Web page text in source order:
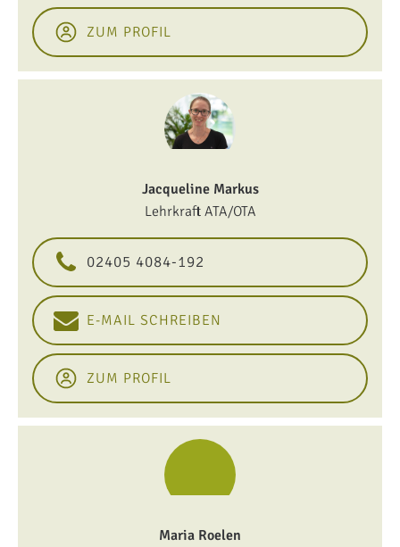
ZUM PROFIL
Jacqueline Markus
Lehrkraft ATA/OTA
02405 4084-192
E-MAIL SCHREIBEN
ZUM PROFIL
Maria Roelen